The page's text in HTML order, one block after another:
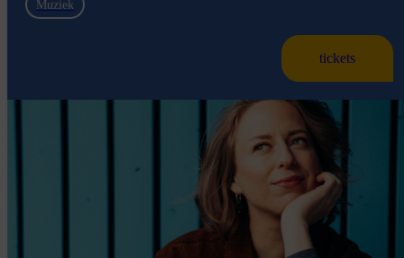
Muziek
tickets